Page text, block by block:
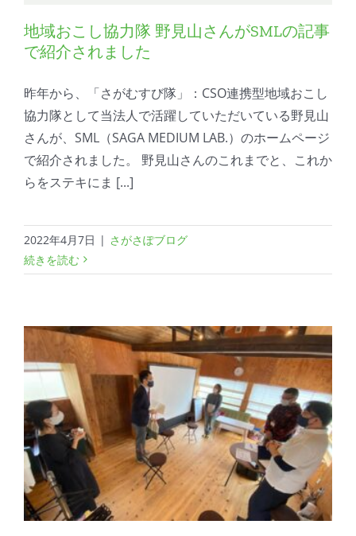
地域おこし協力隊 野見山さんがSMLの記事
で紹介されました
昨年から、「さがむすび隊」：CSO連携型地域おこし
協力隊として当法人で活躍していただいている野見山
さんが、SML（SAGA MEDIUM LAB.）のホームページ
で紹介されました。 野見山さんのこれまでと、これか
らをステキにま [...]
2022年4月7日 | さがさぽブログ
続きを読む